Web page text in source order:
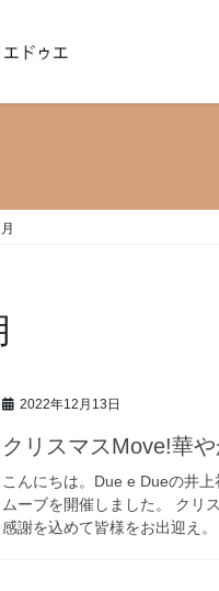
2022年12月13日
クリスマスMove!華
こんにちは。Due e Dueの井
ムーブを開催しました。 クリ
感謝を込めて皆様をお出迎え